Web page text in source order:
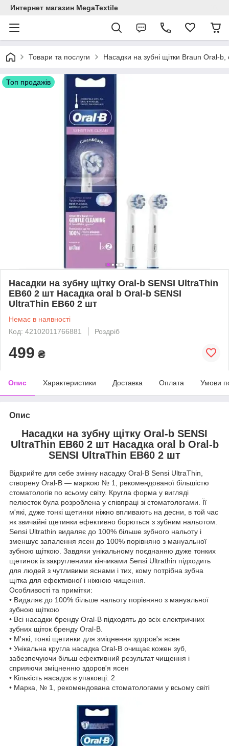
Интернет магазин MegaTextile
Товари та послуги Насадки на зубні щітки Braun Oral-b,
Топ продажів
Насадки на зубну щітку Oral-b SENSI UltraThin
EB60 2 шт Насадка oral b Oral-b SENSI
UltraThin EB60 2 шт
Немає в наявності
Код: 42102011766881
Роздріб
499 ₴
Опис Характеристики Доставка Оплата Умови
Опис
Насадки на зубну щітку Oral-b SENSI
UltraThin EB60 2 шт Насадка oral b Oral-b
SENSI UltraThin EB60 2 шт
Відкрийте для себе змінну насадку Oral-B Sensi UltraThin,
створену Oral-B — маркою № 1, рекомендованої більшістю
стоматологів по всьому світу. Кругла форма у вигляді
пелюсток була розроблена у співпраці зі стоматологами. Її
м'які, дуже тонкі щетинки ніжно впливають на десни, в той час
як звичайні щетинки ефективно борються з зубним нальотом.
Sensi Ultrathin видаляє до 100% більше зубного нальоту і
зменшує запалення ясен до 100% порівняно з мануальної
зубною щіткою. Завдяки унікальному поєднанню дуже тонких
щетинок із закругленими кінчиками Sensi Ultrathin підходить
для людей з чутливими яснами і тих, кому потрібна зубна
щітка для ефективної і ніжною чищення.
Особливості та примітки:
• Видаляє до 100% більше нальоту порівняно з мануальної
зубною щіткою
• Всі насадки бренду Oral-B підходять до всіх електричних
зубних щіток бренду Oral-B.
• М'які, тонкі щетинки для зміцнення здоров'я ясен
• Унікальна кругла насадка Oral-B очищає кожен зуб,
забезпечуючи більш ефективний результат чищення і
сприяючи зміцненню здоров'я ясен
• Кількість насадок в упаковці: 2
• Марка, № 1, рекомендована стоматологами у всьому світі